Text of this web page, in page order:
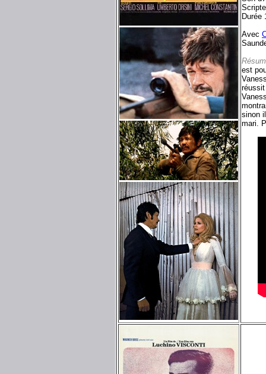
Durée
Avec
est
sinon
mari.